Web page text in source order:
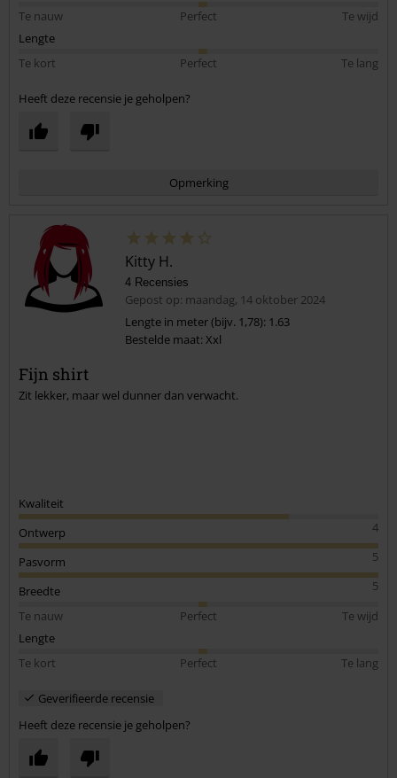
Te nauw
Perfect
Te wijd
Lengte
Te kort
Perfect Te lang
Heeft deze recensie je geholpen?
Opmerking
Commentaar versturen
Kitty H.
4 Recensies
Gepost op: maandag, 14 oktober 2024
Lengte in meter (bijv. 1,78): 1.63
Bestelde maat: Xxl
Fijn shirt
Zit lekker, maar wel dunner dan verwacht.
Kwaliteit
4
Ontwerp
5
Pasvorm
5
Breedte
Te nauw
Perfect
Te wijd
Lengte
Te kort
Perfect Te lang
Geverifieerde recensie
Heeft deze recensie je geholpen?